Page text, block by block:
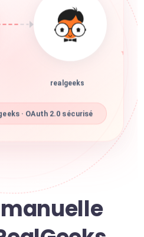
realgeeks
· OAuth 2.0 sécurisé